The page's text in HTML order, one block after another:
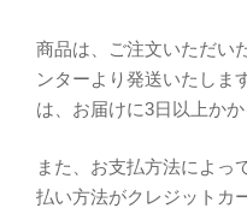
商品は、ご注文いただい
ンターより発送いたしま
は、お届けに3日以上か
また、お支払方法によっ
払い方法がクレジットカ